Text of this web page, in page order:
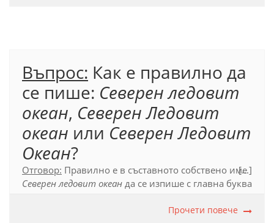
Въпрос: Как е правилно да
се пише: Северен ледовит
океан, Северен Ледовит
океан или Северен Ледовит
Океан?
Отговор: Правилно е в съставното собствено име
Северен ледовит океан да се изпише с главна буква
[...]
Прочети повече